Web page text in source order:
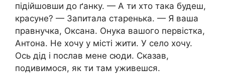
підійшовши до ґанку. — А ти хто така будеш,
красуне? — Запитала старенька. — Я ваша
правнучка, Оксана. Онука вашого первістка,
Антона. Не хочу у місті жити. У село хочу.
Ось дід і послав мене сюди. Сказав,
подивимося, як ти там уживешся.